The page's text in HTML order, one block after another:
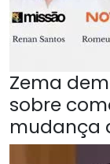
Zema
sobre
mudança